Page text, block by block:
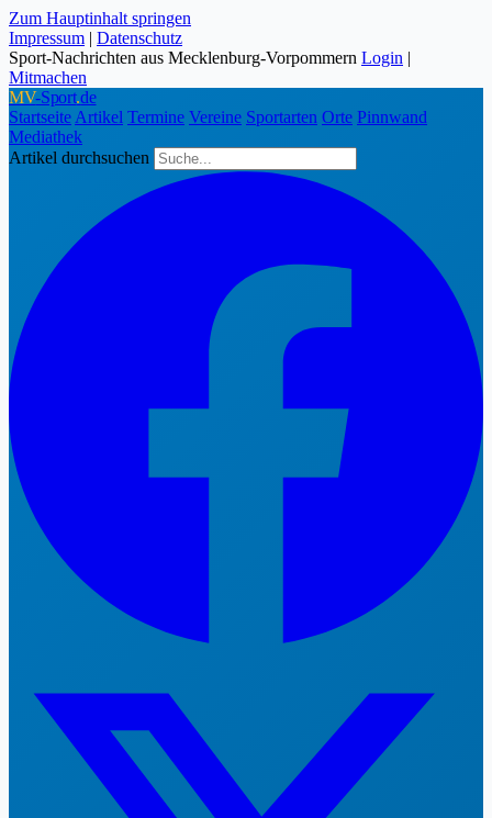
Zum Hauptinhalt springen
Impressum | Datenschutz
Sport-Nachrichten aus Mecklenburg-Vorpommern Login |
Mitmachen
MV-Sport.de
Startseite Artikel Termine Vereine Sportarten Orte Pinnwand
Mediathek
Artikel durchsuchen